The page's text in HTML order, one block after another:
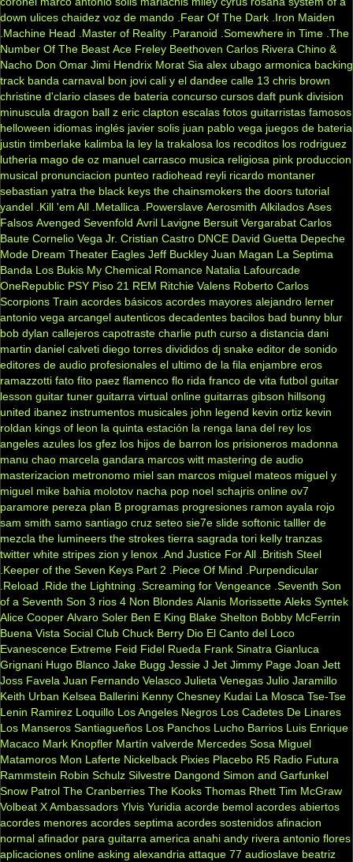
down ulices chaidez voz de mando .Fear Of The Dark .Iron Maiden
.Machine Head
.Master of Reality .Paranoid .Somewhere in Time .The
Number Of The Beast Ace Freley Beethoven Carlos Rivera Chino &
Nacho Don Omar Jimi Hendrix Morat Sia alex ubago armonica backing
track banda carnaval bon jovi cali y el dandee calle 13 chris brown
christine d'clario clases de bateria concurso cursos daft punk division
minuscula dragon ball z eric clapton escalas fotos guitarristas famosos
helloween idiomas inglés javier solis juan pablo vega juegos de bateria
justin timberlake kalimba la ley la trakalosa los recoditos los rodriguez
lutheria mago de oz manuel carrasco musica religiosa pink produccion
musical pronunciacion punteo radiohead reyli ricardo montaner
sebastian yatra the black keys the chainsmokers the doors tutorial
yandel .Kill 'em All .Metallica .Powerslave Aerosmith Alkilados Ases
Falsos Avenged Sevenfold Avril Lavigne Bersuit Vergarabat Carlos
Baute Cornelio Vega Jr. Cristian Castro DNCE David Guetta Depeche
Mode Dream Theater Eagles Jeff Buckley Juan Magan La Septima
Banda Los Bukis My Chemical Romance Natalia Lafourcade
OneRepublic PSY Piso 21 REM Ritchie Valens Roberto Carlos
Scorpions Train acordes básicos acordes mayores alejandro lerner
antonio vega arcangel autenticos decadentes bacilos bad bunny blur
bob dylan callejeros capotraste charlie puth curso a distancia dani
martin daniel calveti diego torres divididos dj snake editor de sonido
editores de audio profesionales el ultimo de la fila enjambre eros
ramazzotti fato fito paez flamenco flo rida franco de vita futbol guitar
lesson guitar tuner guitarra virtual online guitarras gibson hillsong
united ibanez instrumentos musicales john legend kevin ortiz kevin
roldan kings of leon la quinta estación la renga lana del rey los
angeles azules los gfez los hijos de barron los prisioneros madonna
manu chao marcela gandara marcos witt mastering de audio
masterizacion metronomo miel san marcos miguel mateos miguel y
miguel mike bahia molotov nacha pop noel schajris online ov7
paramore pereza plan B programas progresiones ramon ayala rojo
sam smith samo santiago cruz seteo sie7e slide softonic talller de
mezcla the lumineers the strokes tierra sagrada tori kelly tranzas
twitter white stripes zion y lenox .And Justice For All .British Steel
.Keeper of the Seven Keys Part 2
.Piece Of Mind
.Purpendicular
.Reload
.Ride the Lightning .Screaming for Vengeance .Seventh Son
of a Seventh Son 3 rios 4 Non Blondes Alanis Morissette Aleks Syntek
Alice Cooper Alvaro Soler Ben E King Blake Shelton Bobby McFerrin
Buena Vista Social Club Chuck Berry Dio El Canto del Loco
Evanescence Extreme Feid Fidel Rueda Frank Sinatra Gianluca
Grignani Hugo Blanco Jake Bugg Jessie J Jet Jimmy Page Joan Jett
Joss Favela Juan Fernando Velasco Julieta Venegas Julio Jaramillo
Keith Urban Kelsea Ballerini Kenny Chesney Kudai La Mosca Tse-Tse
Lenin Ramirez Loquillo Los Angeles Negros Los Cadetes De Linares
Los Manseros Santiagueños Los Panchos Lucho Barrios Luis Enrique
Macaco Mark Knopfler Martín valverde Mercedes Sosa Miguel
Matamoros Mon Laferte Nickelback Pixies Placebo R5 Radio Futura
Rammstein Robin Schulz Silvestre Dangond Simon and Garfunkel
Snow Patrol The Cranberries The Kooks Thomas Rhett Tim McGraw
Volbeat X Ambassadors Ylvis Yuridia acorde bemol acordes abiertos
acordes menores acordes septima acordes sostenidos afinacion
normal afinador para guitarra america anahi andy rivera antonio flores
aplicaciones online asking alexandria attaque 77 audioslave beatriz